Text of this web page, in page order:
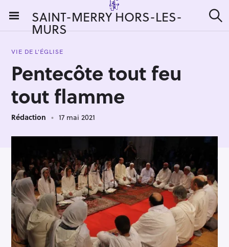
i
SAINT-MERRY HORS-LES-
MURS e
VIE DE L'ÉGLISE
Pentecôte tout feu
tout flamme
Rédaction 17 mai 2021